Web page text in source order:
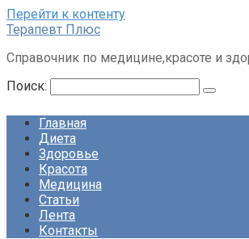
Перейти к контенту
Терапевт Плюс
Справочник по медицине,красоте и
Поиск:
Главная
Диета
Здоровье
Красота
Медицина
Статьи
Лента
Контакты